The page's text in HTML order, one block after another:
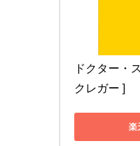
ドクター・
クレガー ]
楽